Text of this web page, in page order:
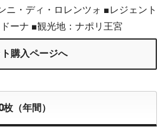
ニ・ディ・ロレンツォ ■レジェント
ーナ ■観光地：ナポリ王宮
購入ページへ
（年間）